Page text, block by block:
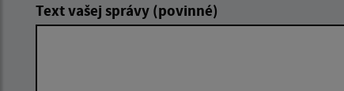
Text vašej správy (povinné)